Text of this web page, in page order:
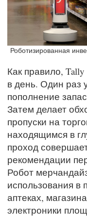
Роботизированная
Как правило,
в день. Один раз
пополнение
Затем делает
пропуски на
находящимся в
проход
рекомендации
Робот
использования в
аптеках,
электроники